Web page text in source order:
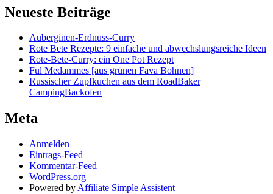
Neueste Beiträge
Auberginen-Erdnuss-Curry
Rote Bete Rezepte: 9 einfache und abwechslungsreiche Ideen
Rote-Bete-Curry: ein One Pot Rezept
Ful Medammes [aus grünen Fava Bohnen]
Russischer Zupfkuchen aus dem RoadBaker
CampingBackofen
Meta
Anmelden
Eintrags-Feed
Kommentar-Feed
WordPress.org
Powered by Affiliate Simple Assistent